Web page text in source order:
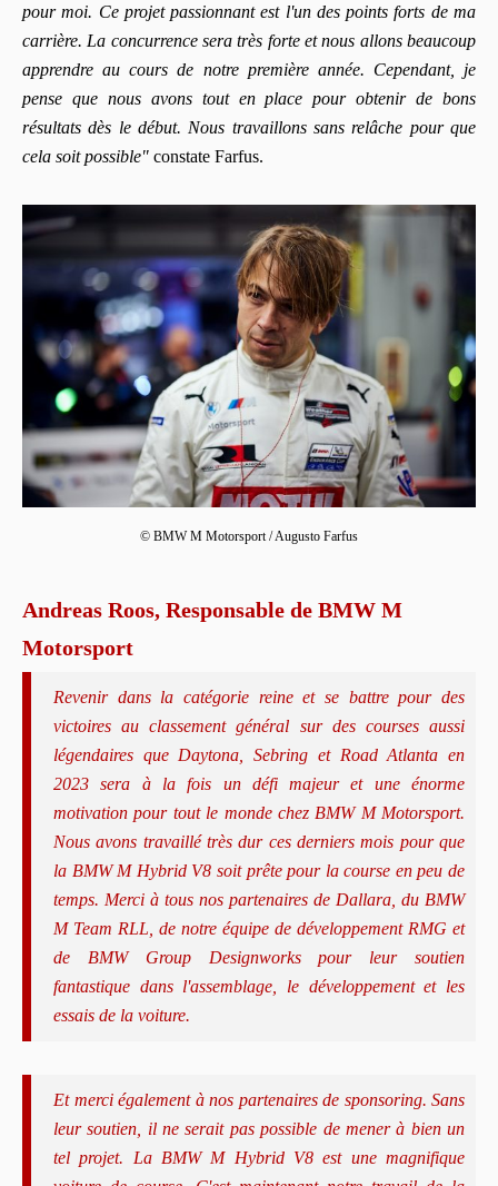
pour moi. Ce projet passionnant est l'un des points forts de ma
carrière. La concurrence sera très forte et nous allons beaucoup
apprendre au cours de notre première année. Cependant, je
pense que nous avons tout en place pour obtenir de bons
résultats dès le début. Nous travaillons sans relâche pour que
cela soit possible" constate Farfus.
© BMW M Motorsport / Augusto Farfus
Andreas Roos, Responsable de BMW M
Motorsport
Revenir dans la catégorie reine et se battre pour des
victoires au classement général sur des courses aussi
légendaires que Daytona, Sebring et Road Atlanta en
2023 sera à la fois un défi majeur et une énorme
motivation pour tout le monde chez BMW M Motorsport.
Nous avons travaillé très dur ces derniers mois pour que
la BMW M Hybrid V8 soit prête pour la course en peu de
temps. Merci à tous nos partenaires de Dallara, du BMW
M Team RLL, de notre équipe de développement RMG et
de BMW Group Designworks pour leur soutien
fantastique dans l'assemblage, le développement et les
essais de la voiture.
Et merci également à nos partenaires de sponsoring. Sans
leur soutien, il ne serait pas possible de mener à bien un
tel projet. La BMW M Hybrid V8 est une magnifique